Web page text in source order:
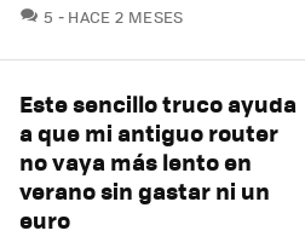
5 COMENTARIOS
HACE 2 MESES
Este sencillo truco ayuda
a que mi antiguo router
no vaya más lento en
verano sin gastar ni un
euro